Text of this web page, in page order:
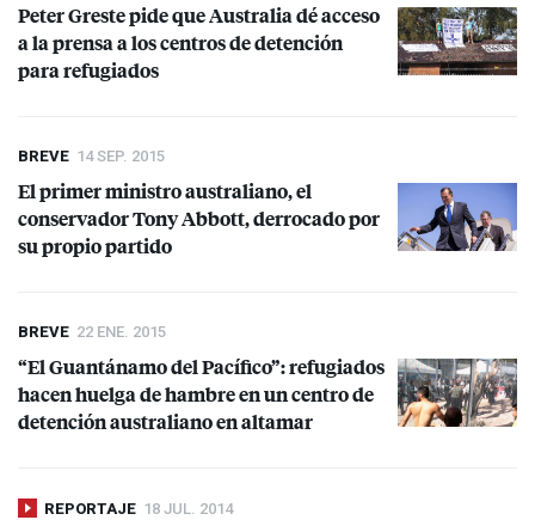
Peter Greste pide que Australia dé acceso
a la prensa a los centros de detención
para refugiados
BREVE 14 SEP. 2015
El primer ministro australiano, el
conservador Tony Abbott, derrocado por
su propio partido
BREVE 22 ENE. 2015
“El Guantánamo del Pacífico”: refugiados
hacen huelga de hambre en un centro de
detención australiano en altamar
REPORTAJE 18 JUL. 2014